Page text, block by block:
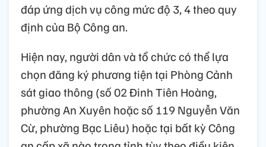
đáp ứng dịch vụ công mức độ 3, 4 theo quy
định của Bộ Công an.
Hiện nay, người dân và tổ chức có thể lựa
chọn đăng ký phương tiện tại Phòng Cảnh
sát giao thông (số 02 Đinh Tiên Hoàng,
phường An Xuyên hoặc số 119 Nguyễn Văn
Cừ, phường Bạc Liêu) hoặc tại bất kỳ Công